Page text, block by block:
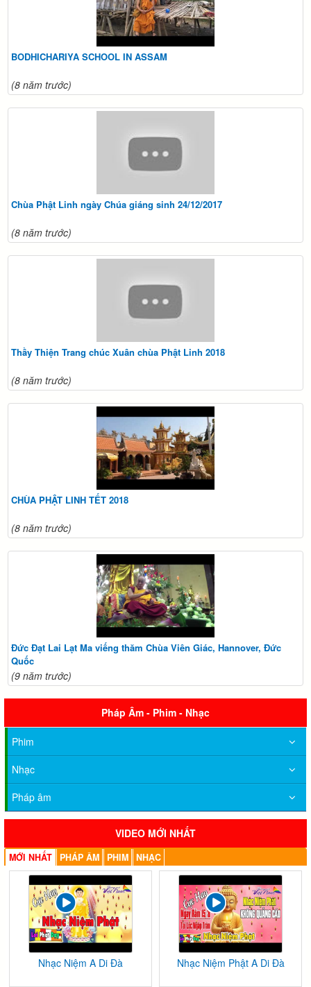
BODHICHARIYA SCHOOL IN ASSAM
(8 năm trước)
Chùa Phật Linh ngày Chúa giáng sinh 24/12/2017
(8 năm trước)
Thầy Thiện Trang chúc Xuân chùa Phật Linh 2018
(8 năm trước)
CHÙA PHẬT LINH TẾT 2018
(8 năm trước)
Đức Đạt Lai Lạt Ma viếng thăm Chùa Viên Giác, Hannover, Đức
Quốc
(9 năm trước)
Pháp Âm - Phim - Nhạc
Phim
Nhạc
Pháp âm
VIDEO MỚI NHẤT
MỚI NHẤT PHÁP ÂM PHIM NHẠC
Nhạc Niệm A Di Đà Nhạc Niệm Phật A Di Đà